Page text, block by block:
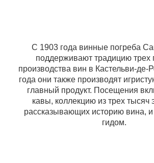
С 1903 года винные погреба
поддерживают традицию трех
производства вин в Кастельви-де-
года они также производят
главный продукт. Посещения
кавы, коллекцию из трех тысяч
рассказывающих историю вина, и
гидом.